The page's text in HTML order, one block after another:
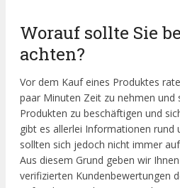
Worauf sollte Sie
achten?
Vor dem Kauf eines Produktes
paar Minuten Zeit zu nehmen und
Produkten zu beschäftigen und
gibt es allerlei Informationen rund
sollten sich jedoch nicht immer
Aus diesem Grund geben wir
verifizierten Kundenbewertungen